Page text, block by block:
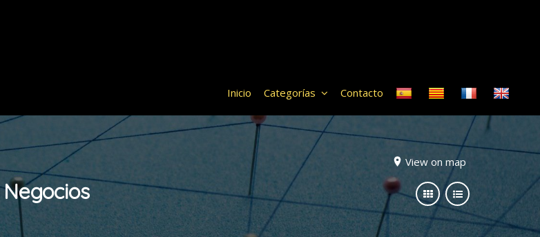
Inicio Categorías Contacto
View on map
Negocios